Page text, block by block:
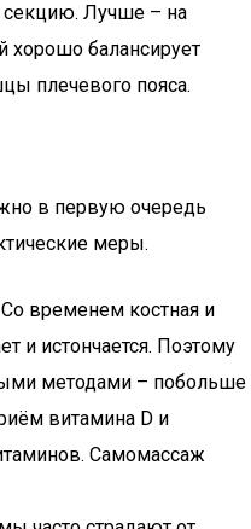
секцию. Лучше – на
хорошо балансирует
плечевого пояса.
в первую очередь
меры.
временем костная и
и истончается. Поэтому
методами – побольше
витамина D и
Самомассаж